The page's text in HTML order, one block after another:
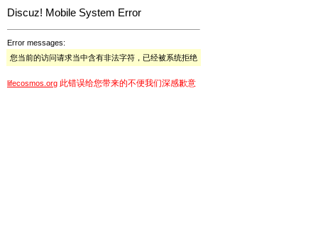
Discuz! Mobile System Error
Error messages:
您当前的访问请求当中含有非法字符，已经被系统拒绝
lifecosmos.org 此错误给您带来的不便我们深感歉意